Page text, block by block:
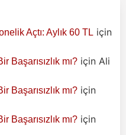
Açtı: Aylık 60 TL için
Başarısızlık mı? için Ali
Başarısızlık mı? için
Başarısızlık mı? için